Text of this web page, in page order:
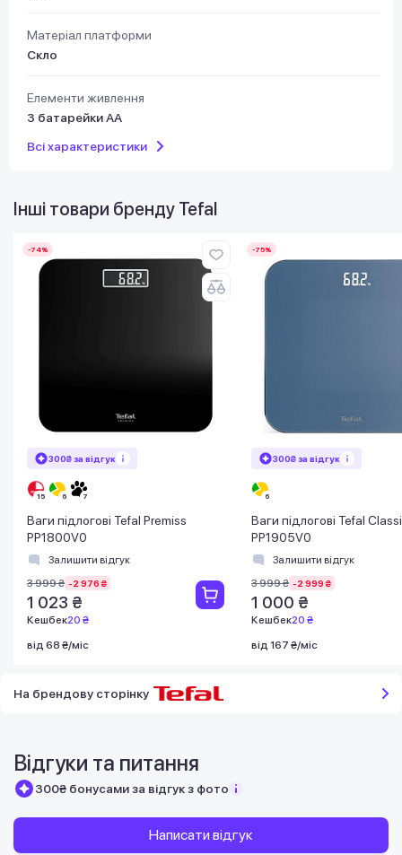
Матеріал платформи
Скло
Елементи живлення
3 батарейки АА
Всі характеристики
Інші товари бренду Tefal
-74%
300₴ за відгук
Ваги підлогові Tefal Premiss
PP1800V0
Залишити відгук
3 999 ₴ -2 976 ₴
1 023 ₴
Кешбек20 ₴
від 68 ₴/міс
-75%
300₴ за відгук
Ваги підлогові Tefal
PP1905V0
Залишити відгук
3 999 ₴ -2 999 ₴
1 000 ₴
Кешбек20 ₴
від 167 ₴/міс
На брендову сторінку
Відгуки та питання
300₴ бонусами за відгук з фото
Написати відгук